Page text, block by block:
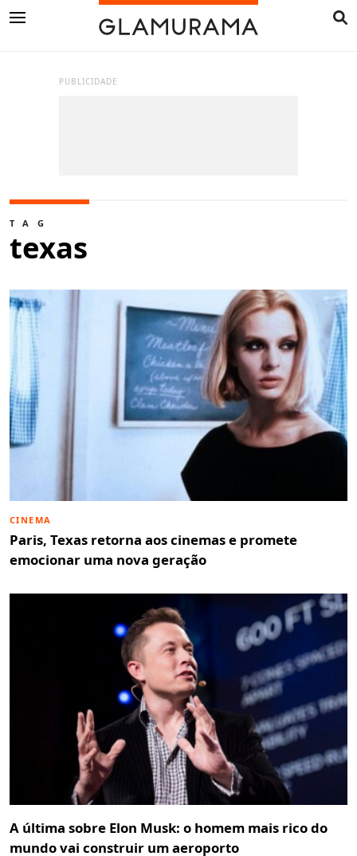
PUBLICIDADE
TAG
texas
CINEMA
Paris, Texas retorna aos cinemas e promete
emocionar uma nova geração
A última sobre Elon Musk: o homem mais rico do
mundo vai construir um aeroporto